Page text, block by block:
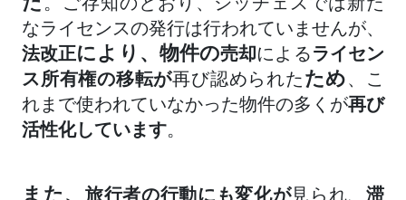
なライセンスの発行は行われていませんが、
法改正により、物件の売却によるライセン
ス所有権の移転が再び認められたため、こ
れまで使われていなかった物件の多くが再び
活性化しています。
また、 旅行者の行動にも変化が見られ、滞